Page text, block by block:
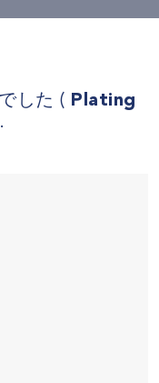
した ( Plating